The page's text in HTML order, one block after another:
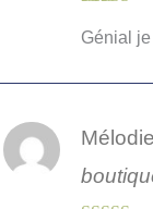
Génial